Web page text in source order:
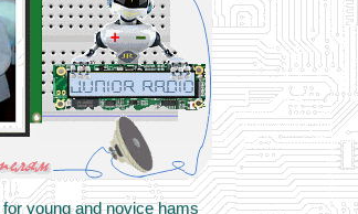
experience